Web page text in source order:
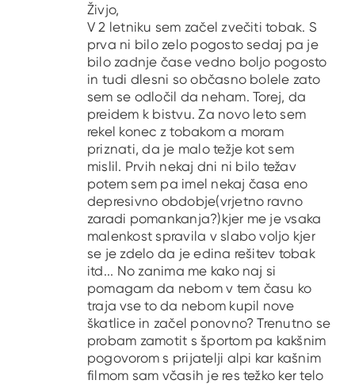
Živjo,
V 2 letniku sem začel zvečiti tobak. S
prva ni bilo zelo pogosto sedaj pa je
bilo zadnje čase vedno boljo pogosto
in tudi dlesni so občasno bolele zato
sem se odločil da neham. Torej, da
preidem k bistvu. Za novo leto sem
rekel konec z tobakom a moram
priznati, da je malo težje kot sem
mislil. Prvih nekaj dni ni bilo težav
potem sem pa imel nekaj časa eno
depresivno obdobje(vrjetno ravno
zaradi pomankanja?)kjer me je vsaka
malenkost spravila v slabo voljo kjer
se je zdelo da je edina rešitev tobak
itd... No zanima me kako naj si
pomagam da nebom v tem času ko
traja vse to da nebom kupil nove
škatlice in začel ponovno? Trenutno se
probam zamotit s športom pa kakšnim
pogovorom s prijatelji alpi kar kašnim
filmom sam včasih je res težko ker telo